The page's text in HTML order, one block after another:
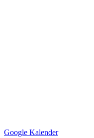
Google Kalender